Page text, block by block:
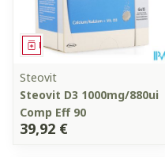
Médicament
Steovit
Steovit D3 1000mg/880ui
Comp Eff 90
39,92 €